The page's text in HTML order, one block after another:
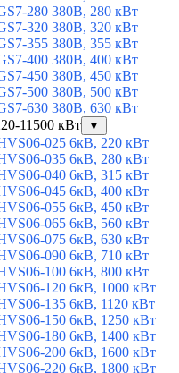
280 380В, 280 кВт
320 380В, 320 кВт
355 380В, 355 кВт
400 380В, 400 кВт
450 380В, 450 кВт
500 380В, 500 кВт
630 380В, 630 кВт
11500 кВт
▼
025 6кВ, 220 кВт
035 6кВ, 280 кВт
040 6кВ, 315 кВт
045 6кВ, 400 кВт
055 6кВ, 450 кВт
065 6кВ, 560 кВт
075 6кВ, 630 кВт
090 6кВ, 710 кВт
100 6кВ, 800 кВт
120 6кВ, 1000 кВт
135 6кВ, 1120 кВт
150 6кВ, 1250 кВт
180 6кВ, 1400 кВт
200 6кВ, 1600 кВт
220 6кВ, 1800 кВт